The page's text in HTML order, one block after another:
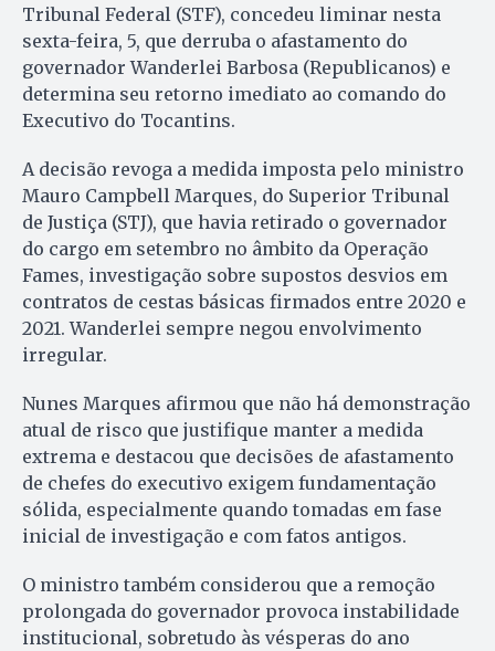
Tribunal Federal (STF), concedeu liminar nesta
sexta-feira, 5, que derruba o afastamento do
governador Wanderlei Barbosa (Republicanos) e
determina seu retorno imediato ao comando do
Executivo do Tocantins.
A decisão revoga a medida imposta pelo ministro
Mauro Campbell Marques, do Superior Tribunal
de Justiça (STJ), que havia retirado o governador
do cargo em setembro no âmbito da Operação
Fames, investigação sobre supostos desvios em
contratos de cestas básicas firmados entre 2020 e
2021. Wanderlei sempre negou envolvimento
irregular.
Nunes Marques afirmou que não há demonstração
atual de risco que justifique manter a medida
extrema e destacou que decisões de afastamento
de chefes do executivo exigem fundamentação
sólida, especialmente quando tomadas em fase
inicial de investigação e com fatos antigos.
O ministro também considerou que a remoção
prolongada do governador provoca instabilidade
institucional, sobretudo às vésperas do ano